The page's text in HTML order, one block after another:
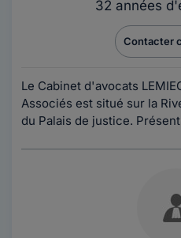
32 années
Contacter
Le Cabinet d'avocats
Associés est situé sur la
du Palais de justice.